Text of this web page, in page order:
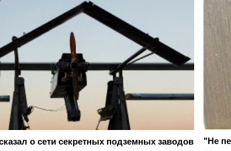
о сети секретных подземных заводов
"Не